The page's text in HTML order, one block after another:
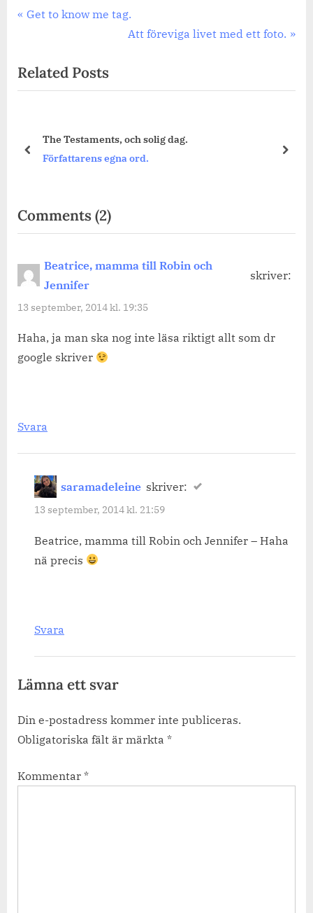
Inläggsnavigering
Previous
Get to know me tag.
Next
Att föreviga livet med ett foto.
Related Posts
Att välja sin hund (djur)
prev next
Comments(2)on
“Vad
med
att
Beatrice, mamma till Robin och
Jennifer
skriver:
13 september, 2014 kl. 19:35
Haha, ja man ska nog inte läsa riktigt allt som dr
google skriver
Svara
saramadeleine skriver:
13 september, 2014 kl. 21:59
Beatrice, mamma till Robin och Jennifer – Haha
nä precis
Svara
Lämna ett svar
Din e-postadress kommer inte publiceras.
Obligatoriska fält är märkta *
Kommentar *